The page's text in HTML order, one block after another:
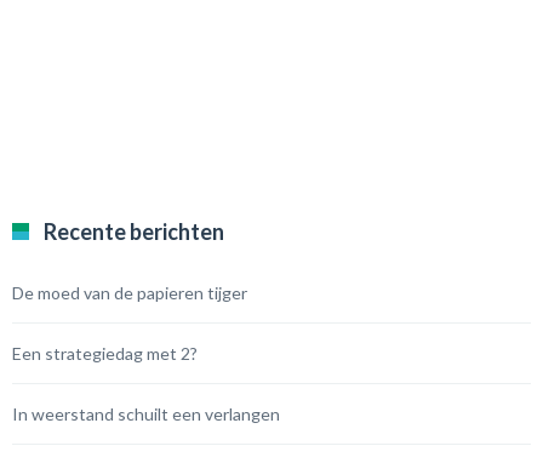
Recente berichten
De moed van de papieren tijger
Een strategiedag met 2?
In weerstand schuilt een verlangen